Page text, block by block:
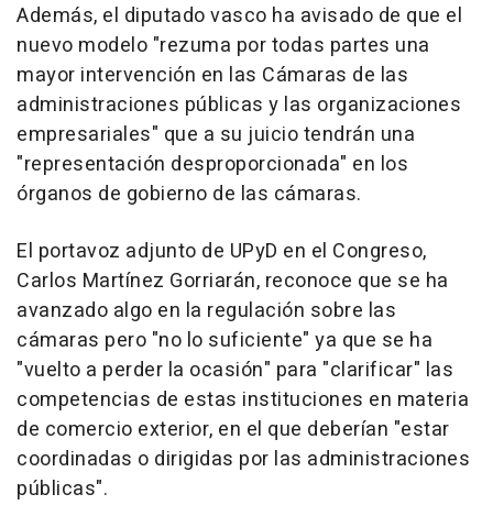
Además, el diputado vasco ha avisado de que el
nuevo modelo "rezuma por todas partes una
mayor intervención en las Cámaras de las
administraciones públicas y las organizaciones
empresariales" que a su juicio tendrán una
"representación desproporcionada" en los
órganos de gobierno de las cámaras.
El portavoz adjunto de UPyD en el Congreso,
Carlos Martínez Gorriarán, reconoce que se ha
avanzado algo en la regulación sobre las
cámaras pero "no lo suficiente" ya que se ha
"vuelto a perder la ocasión" para "clarificar" las
competencias de estas instituciones en materia
de comercio exterior, en el que deberían "estar
coordinadas o dirigidas por las administraciones
públicas".